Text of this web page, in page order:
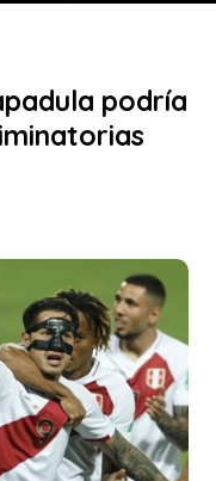
podría